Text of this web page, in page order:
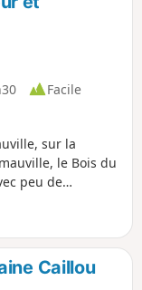
Facile
sur la
le Bois du
peu de
avec ma fille
Caillou